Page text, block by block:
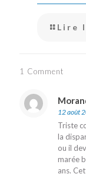
Lire
1 Comment
12 août
Triste
la
ou il
marée
ans.